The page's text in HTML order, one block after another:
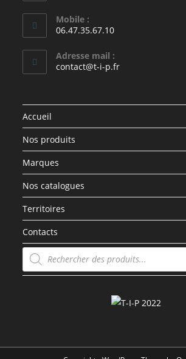
Mobile :
06.47.35.67.10
Adresse mail :
contact@t-i-p.fr
Accueil
Nos produits
Marques
Nos catalogues
Territoires
Contacts
Recherche
de
produits